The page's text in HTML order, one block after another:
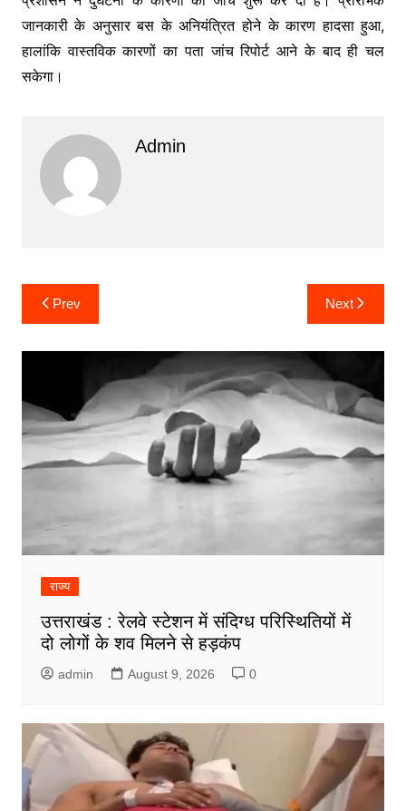
जानकारी के अनुसार बस के अनियंत्रित होने के कारण हादसा हुआ,
हालांकि वास्तविक कारणों का पता जांच रिपोर्ट आने के बाद ही चल
सकेगा।
Admin
Post
navigation
Prev Next
राज्य
उत्तराखंड : रेलवे स्टेशन में संदिग्ध परिस्थितियों में
दो लोगों के शव मिलने से हड़कंप
admin August 9, 2026 0